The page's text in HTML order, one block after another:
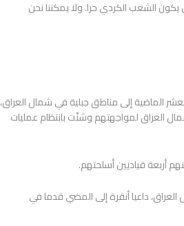
يكون الشعب الكردي حرا. ولا يمكننا نحن
الماضية إلى مناطق جبلية في شمال العراق،
تقيم منذ 25 عاما قواعد عسكرية في شمال العراق لمواجهتهم وشنّت بانتظام عمليات
إلى شمال العراق، داعيا أنقرة إلى المضي قدما في